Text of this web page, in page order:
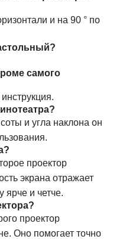
и на 90 ° по
самого
и угла наклона он
проектор
экрана отражает
ярче и четче.
проектор
Оно помогает точно